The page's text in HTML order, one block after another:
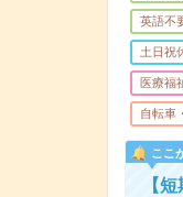
英語不
土日祝
医療福
自転車
ここ
【